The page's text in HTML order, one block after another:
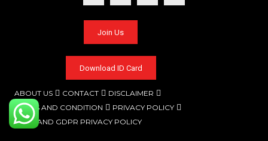
Join Us
Download ID Card
ABOUT US CONTACT
DISCLAIMER
TERMS AND CONDITION
PRIVACY POLICY
CCPA AND GDPR PRIVACY POLICY